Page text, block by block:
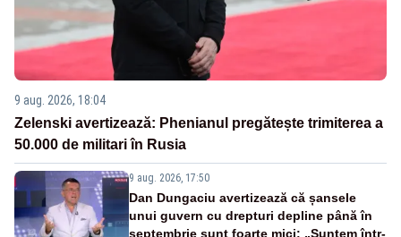
9 aug. 2026, 18:04
Zelenski avertizează: Phenianul pregătește trimiterea a
50.000 de militari în Rusia
9 aug. 2026, 17:50
Dan Dungaciu avertizează că șansele
unui guvern cu drepturi depline până în
septembrie sunt foarte mici: „Suntem într-